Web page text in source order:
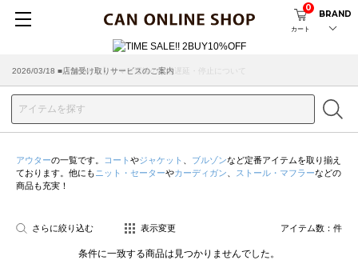
カート
0
BRAND
2026/07/29 ■【お知らせ】ヤマト運輸の配送遅延・停止について
2026/03/18 ■店舗受け取りサービスのご案内
アウターの一覧です。 コート やジャケット ブルゾンなど定番アイテムを取り揃え
ております。他にも ニット・セーターやカーディガン ストール・マフラーなどの
商品も充実！
さらに絞り込む 表示変更 アイテム数： 件
条件に一致する商品は見つかりませんでした。